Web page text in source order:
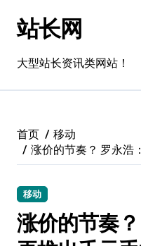
站长网
大型站长资讯类网站！
首页
移动
涨价的节奏？ 罗永浩
移动
涨价的节奏